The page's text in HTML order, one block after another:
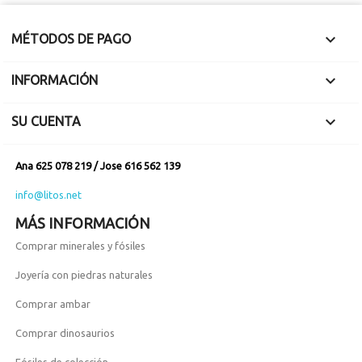
MÉTODOS DE PAGO 
INFORMACIÓN 
SU CUENTA 
Ana 625 078 219 / Jose 616 562 139
info@litos.net
MÁS INFORMACIÓN
Comprar minerales y fósiles
Joyería con piedras naturales
Comprar ambar
Comprar dinosaurios